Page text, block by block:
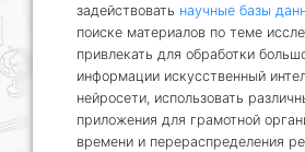
задействовать научные базы
поиске материалов по теме
привлекать для обработки
информации искусственный
нейросети, использовать
приложения для грамотной
времени и перераспределения